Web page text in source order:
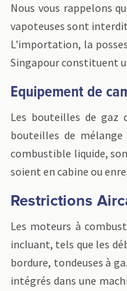
Nous vous rappelons
vapoteuses sont
L'importation, la
Singapour constituent
Equipement de
Les bouteilles de gaz
bouteilles de
combustible liquide,
soient en cabine ou
Restrictions
Les moteurs à
incluant, tels que les
bordure, tondeuses à
intégrés dans une